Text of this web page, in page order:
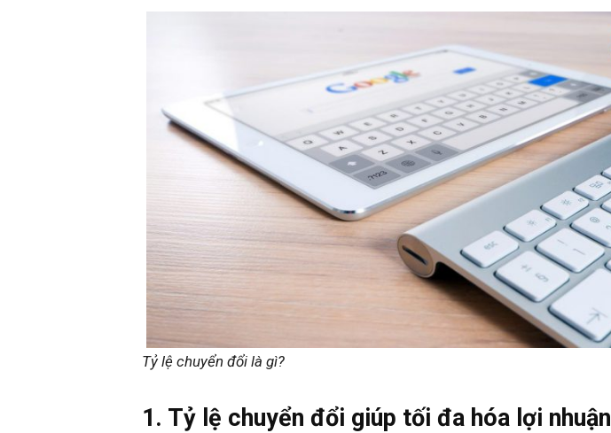
Tỷ lệ chuyển đổi là gì?
1. Tỷ lệ chuyển đổi giúp tối đa hóa lợi nhuận